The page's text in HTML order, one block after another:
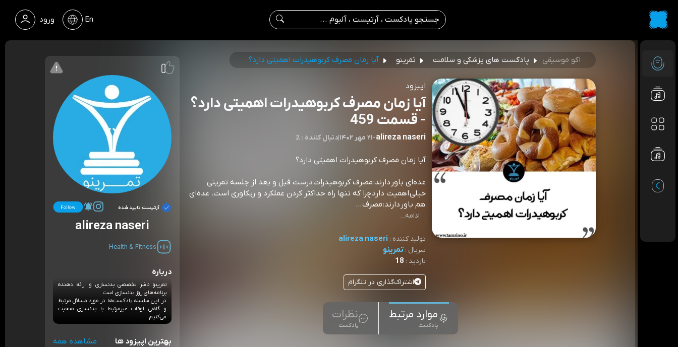
ورود En
اکو موسیقی پادکست های پزشکی و سلامت تمرینو آیا زمان مصرف کربوهیدرات اهمیتی دارد؟
اپیزود
آیا زمان مصرف کربوهیدرات اهمیتی دارد؟
- قسمت 459
alireza naseri
-۲۱ مهر ۱۴۰۲ |2 : دنبال کننده
آیا زمان مصرف کربوهیدرات اهمیتی دارد؟
عده‌ای باور دارند: مصرف کربوهیدرات درست قبل و بعد از جلسه تمرینی
خیلی اهمیت دارد چرا که تنها راه حداکثر کردن عملکرد و ریکاوری است. عده‌ای
هم باور دارند: مصرف ...
ادامه...
تولید کننده : alireza naseri
سریال :تمرینو
بازدید : 18
اشتراک‌گذاری در تلگرام
موارد مرتبط
پادکست
نظرات
پادکست
آرتیست تایید شده
alireza naseri
Health & Fitness
درباره
تمرینو ناشر تخصصی بدنسازی و ارائه دهنده
برنامه‌های روز بدنسازی است
در این سلسله پادکست‌ها در مورد مسائل مرتبط
و گاهی اوقات غیرمرتبط با بدنسازی صحبت
می‌کنیم
بهترین اپیزود ها مشاهده همه